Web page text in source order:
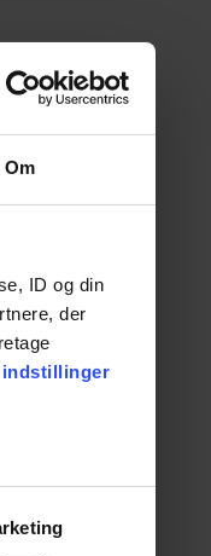
Om
ID og din
der
indstillinger